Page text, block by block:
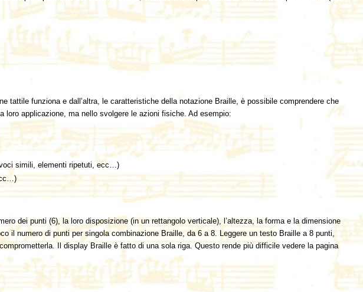
tattile funziona e dall’altra, le caratteristiche della notazione Braille, è possibile comprendere che
applicazione, ma nello svolgere le azioni fisiche. Ad esempio:
simili, elementi ripetuti, ecc…)
dei punti (6), la loro disposizione (in un rettangolo verticale), l’altezza, la forma e la dimensione
il numero di punti per singola combinazione Braille, da 6 a 8. Leggere un testo Braille a 8 punti,
Il display Braille è fatto di una sola riga. Questo rende più difficile vedere la pagina